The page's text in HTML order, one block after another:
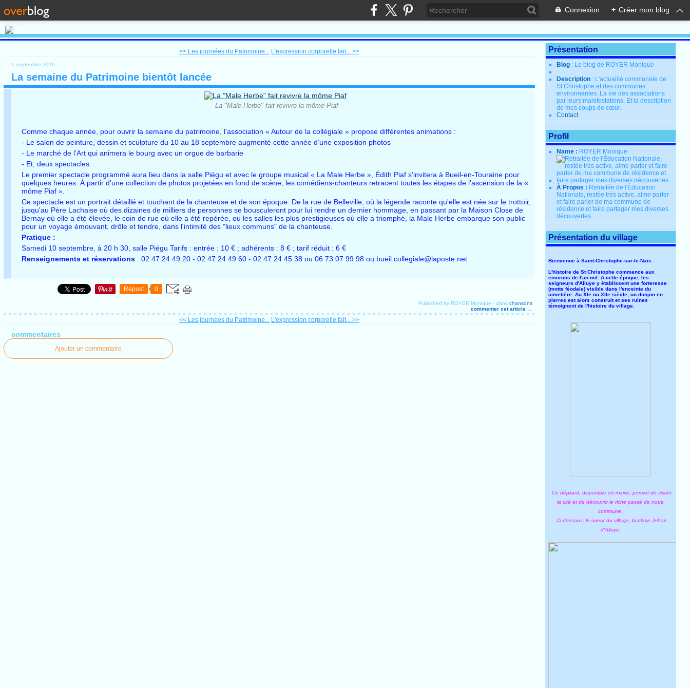
Connexion + Créer mon blog
<< Les journées du Patrimoine... L'expression corporelle fait... >>
1 septembre 2016
La semaine du Patrimoine bientôt lancée
La "Male Herbe" fait revivre la môme Piaf
Comme chaque année, pour ouvrir la semaine du patrimoine, l’association « Autour de la collégiale » propose différentes animations :
- Le salon de peinture, dessin et sculpture du 10 au 18 septembre augmenté cette année d’une exposition photos
- Le marché de l’Art qui animera le bourg avec un orgue de barbarie
- Et, deux spectacles.
Le premier spectacle programmé aura lieu dans la salle Piégu et avec le groupe musical « La Male Herbe », Édith Piaf s’invitera à Bueil-en-Touraine pour
quelques heures. À partir d’une collection de photos projetées en fond de scène, les comédiens-chanteurs retracent toutes les étapes de l’ascension de la «
môme Piaf ».
Ce spectacle est un portrait détaillé et touchant de la chanteuse et de son époque. De la rue de Belleville, où la légende raconte qu'elle est née sur le trottoir,
jusqu'au Père Lachaise où des dizaines de milliers de personnes se bousculeront pour lui rendre un dernier hommage, en passant par la Maison Close de
Bernay où elle a été élevée, le coin de rue où elle a été repérée, ou les salles les plus prestigieuses où elle a triomphé, la Male Herbe embarque son public
pour un voyage émouvant, drôle et tendre, dans l'intimité des "lieux communs" de la chanteuse.
Pratique :
Samedi 10 septembre, à 20 h 30, salle Piégu Tarifs : entrée : 10 € ; adhérents : 8 € ; tarif réduit : 6 €
Renseignements et réservations: 02 47 24 49 20 - 02 47 24 49 60 - 02 47 24 45 38 ou 06 73 07 99 98 ou bueil.collegiale@laposte.net
Repost 0
Published by ROYER Monique -dans chansons
commenter cet article
<< Les journées du Patrimoine... L'expression corporelle fait... >>
commentaires
Ajouter un commentaire
Présentation
Blog : Le blog de ROYER Monique
Description : L'actualité communale de
St Christophe et des communes
environnantes. La vie des associations
par leurs manifestations. Et la description
de mes coups de cœur.
Contact
Profil
Name : ROYER Monique
À Propos : Retraitée de l'Éducation
Nationale, restée très active, aime parler
et faire parler de ma commune de
résidence et faire partager mes diverses
découvertes.
Présentation du village
Bienvenue à Saint-Christophe-sur-le-Nais
L'histoire de St Christophe commence aux
environs de l'an mil. A cette époque, les
seigneurs d'Alluye y établissent une forteresse
(motte féodale) visible dans l'enceinte du
cimetière. Au XIe ou XIIe siècle, un donjon en
pierres est alors construit et ses ruines
témoignent de l'histoire du village.
Ce dépliant, disponible en mairie, permet de visiter
la cité et de découvrir le riche passé de notre
commune.
Ci-dessous, le coeur du village, la place Jehan
d'Alluye.